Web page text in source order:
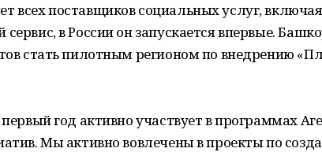
всех поставщиков социальных услуг,
в России он запускается впервые.
стать пилотным регионом по внедрению
год активно участвует в программах
Мы активно вовлечены в проекты по